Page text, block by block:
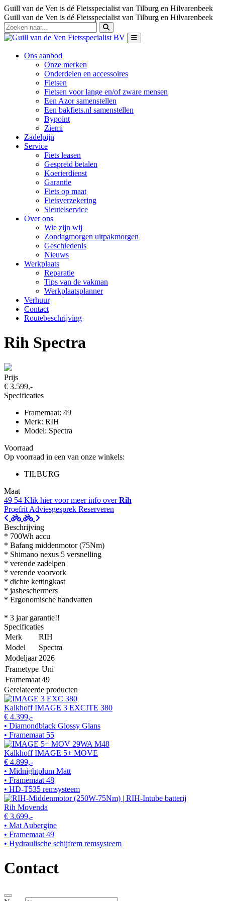
Guill van de Ven is dé Fietsspecialist van Tilburg en Hilvarenbeek
Guill van de Ven is dé Fietsspecialist van Tilburg en Hilvarenbeek
Ons aanbod
Onze merken
Onderdelen en accessoires
Fietsen
Fietsen voor lange en/of zware mensen
Een Azor samenstellen
Een bakfiets.nl samenstellen
Bypoint
Ziemi
Zadelpijn
Service
Fiets leasen
Gespreid betalen
Koerierdienst
Garantie
Fiets op maat
Fietsverzekering
Sleutelservice
Over ons
Wie zijn wij
Zondagmorgen uitpakmorgen
Geschiedenis
Nieuws
Werkplaats
Reparatie
Tips van de vakman
Werkplaatsplanner
Verhuur
Contact
Routebeschrijving
Rih Spectra
Prijs
€ 3.599,-
Specificaties
Framemaat: 49
Merk: RIH
Model: Spectra
Voorraad
Op voorraad in een van onze winkels:
TILBURG
Maat
49 54 Klik hier voor meer info overRih
Proefrit Adviesgesprek Reserveren
Beschrijving
* 700Wh accu
* Bafang middenmotor (75Nm)
* Shimano nexus 5 versnelling
* verende zadelpen
* verende voorvork
* dichte kettingkast
* jasbeschermers
* Ergonomische handvatten
* 3 jaar garantie!!
Specificaties
Merk
RIH
Model
Spectra
Modeljaar 2026
Frametype Uni
Framemaat49
Gerelateerde producten
Kalkhoff IMAGE 3 EXCITE 380
€ 4.399,-
• Diamondblack Glossy Glans
• Framemaat 55
Kalkhoff IMAGE 5+ MOVE
€ 4.899,-
• Midnightplum Matt
• Framemaat 48
• HD-T535 remsysteem
Rih Movenda
€ 3.699,-
• Mat Aubergine
• Framemaat 49
• Hydraulische schijfrem remsysteem
Contact